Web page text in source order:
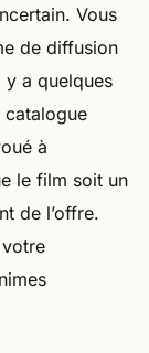
Vous
de diffusion
y a quelques
catalogue
à
le film soit un
de l’offre.